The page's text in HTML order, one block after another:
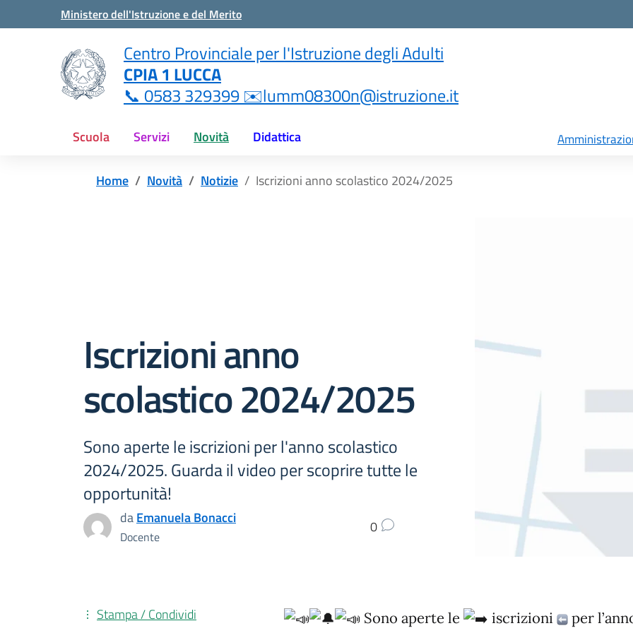
Vai ai contenuti
Vai al menu di navigazione
Ministero dell'Istruzione e del Merito
Centro Provinciale per l'Istruzione degli Adulti
CPIA 1 LUCCA
📞 0583 329399 ✉️lumm08300n@istruzione.it
Scuola Servizi Novità Didattica
Home Novità Notizie Iscrizioni anno scolastico 2024/2025
Iscrizioni anno
scolastico 2024/2025
Sono aperte le iscrizioni per l'anno scolastico
2024/2025. Guarda il video per scoprire tutte le
opportunità!
daEmanuela Bonacci
Docente
0
Sono aperte le iscrizioni
per
Stampa / Condividi